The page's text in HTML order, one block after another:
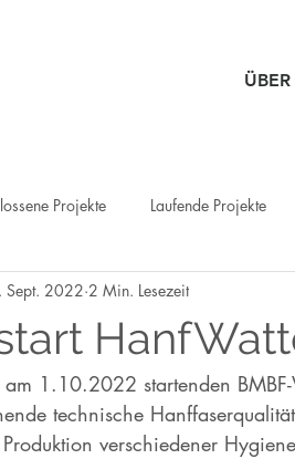
Projekte Laufende Projekte
Sept. 2022 2 Min. Lesezeit
am 1.10.2022 startenden
technische
verschiedener